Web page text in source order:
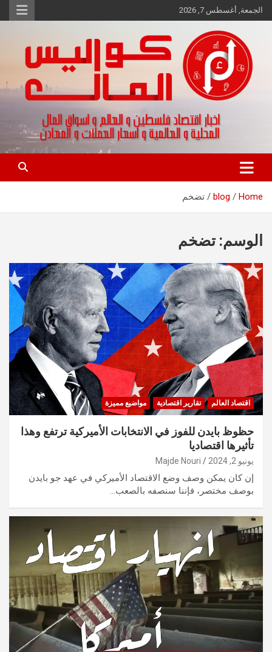
Skip
to
الجمعة, أغسطس 7, 2026
كواليس المال
اخبار اقتصاد فلسطين و العالم و تقارير اسواق المال و العملات
Home
blog تضخم
الوسم:تضخم
اقتصاد العالم تقارير اقتصادية مواضيع مميزة
حظوظ بايدن للفوز في الانتخابات الأميركية ترتفع وهذا
تأثيرها اقتصاديا
يونيو 2, 2024 Majde Nouri
إن كان يمكن وصف وضع الاقتصاد الأميركي في عهد جو بايدن
بوصف مختصر، فإننا سنصفه بالصعب…